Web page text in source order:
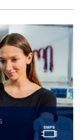
新世代運輸的趨
討，電力電子學界
高效率電能轉換技
最新應用，並特邀
範與要求